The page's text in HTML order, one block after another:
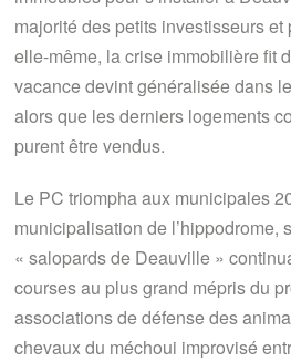
majorité des petits investisseurs
elle-même, la crise immobilière fit
vacance devint généralisée dans
alors que les derniers logements
purent être vendus.
Le PC triompha aux municipales
municipalisation de l’hippodrome,
« salopards de Deauville »
courses au plus grand mépris du
associations de défense des
chevaux du méchoui improvisé